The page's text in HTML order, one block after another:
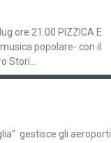
lug ore 21.00 PIZZICA E
popolare- con il
Stori...
gestisce gli aeroporti